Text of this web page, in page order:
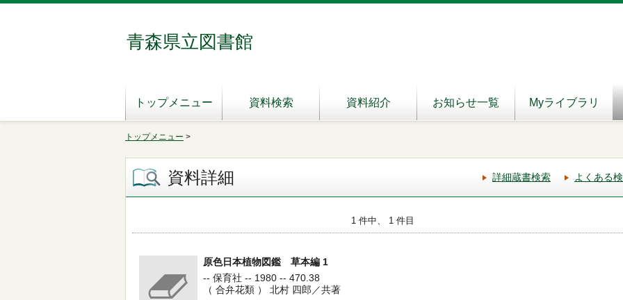
青森県立図書館
トップメニュー 資料検索 資料紹介 お知らせ一覧 Myライブラリ
トップメニュー >
資料詳細 詳細蔵書検索 よくある
1 件中、 1 件目
原色日本植物図鑑 草本編 1
-- 保育社 -- 1980 -- 470.38
（ 合弁花類 ） 北村 四郎／共著